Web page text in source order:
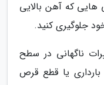
هایی که آهن بالایی
جلوگیری کنید.
ناگهانی در سطح
یا قطع قرص